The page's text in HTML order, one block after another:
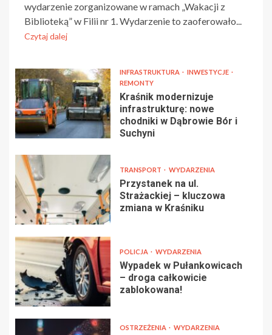
wydarzenie zorganizowane w ramach „Wakacji z
Biblioteką” w Filii nr 1. Wydarzenie to zaoferowało...
Czytaj dalej
INFRASTRUKTURA
INWESTYCJE
REMONTY
Kraśnik modernizuje
infrastrukturę: nowe
chodniki w Dąbrowie Bór i
Suchyni
TRANSPORT WYDARZENIA
Przystanek na ul.
Strażackiej – kluczowa
zmiana w Kraśniku
POLICJA WYDARZENIA
Wypadek w Pułankowicach
– droga całkowicie
zablokowana!
OSTRZEŻENIA WYDARZENIA